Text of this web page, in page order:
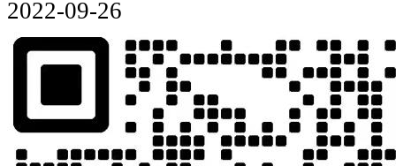
2022-09-26